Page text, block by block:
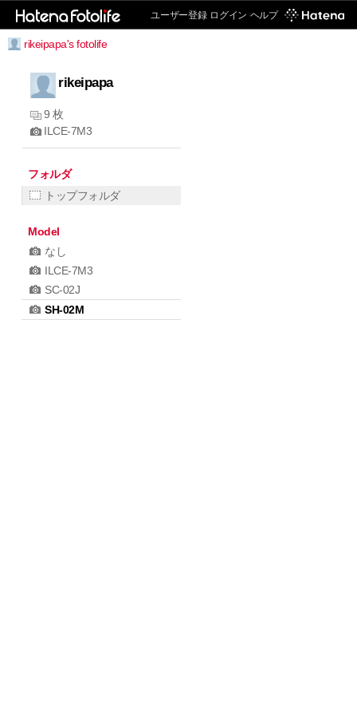
ユーザー登録 ログイン ヘルプ
rikeipapa's fotolife
rikeipapa
9 枚
ILCE-7M3
フォルダ
トップフォルダ
Model
なし
ILCE-7M3
SC-02J
SH-02M